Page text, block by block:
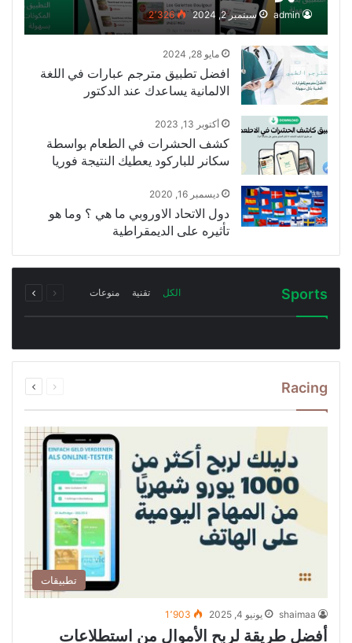
admin سبتمبر 2, 2024 2٬326
مايو 28, 2024
افضل تطبيق مترجم عبارات في اللغة
الالمانية يساعدك عند الدكتور
أكتوبر 13, 2023
كشف الحشرات في الطعام بواسطة
سكانر للباركود يعطيك النتيجة فوريا
ديسمبر 16, 2020
دول الاتحاد الاوروبي ما هي ؟ وما هو
تأثيره على الديمقراطية
Sports الكل تقنية منوعات الصفحةالصفحة
Racing الصفحةالصفحة
تطبيقات
shaimaa يونيو 4, 2025 1٬903
أفضل طريقة لربح الأموال من استطلاعات